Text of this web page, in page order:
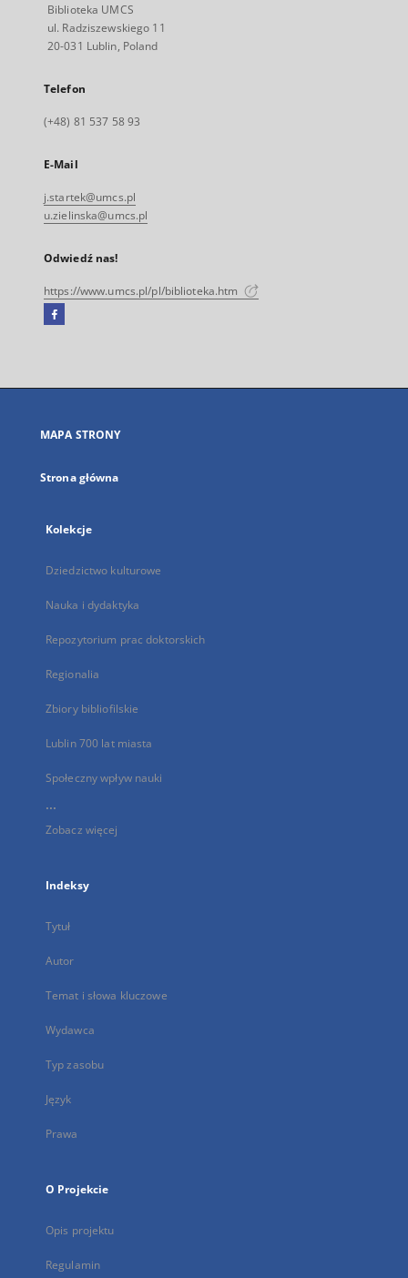
Biblioteka UMCS
ul. Radziszewskiego 11
20-031 Lublin, Poland
Telefon
(+48) 81 537 58 93
E-Mail
j.startek@umcs.pl
u.zielinska@umcs.pl
Odwiedź nas!
https://www.umcs.pl/pl/biblioteka.htm
Facebook
się
karcie
MAPA STRONY
Strona główna
Kolekcje
Dziedzictwo kulturowe
Nauka i dydaktyka
Repozytorium prac doktorskich
Regionalia
Zbiory bibliofilskie
Lublin 700 lat miasta
Społeczny wpływ nauki
...
Zobacz więcej
Indeksy
Tytuł
Autor
Temat i słowa kluczowe
Wydawca
Typ zasobu
Język
Prawa
O Projekcie
Opis projektu
Regulamin